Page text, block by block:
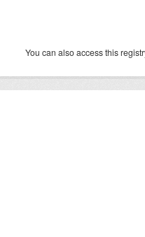
You can also access this